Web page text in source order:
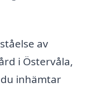
av
i Östervåla,
inhämtar